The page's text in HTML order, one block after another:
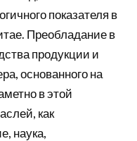
показателя в
Преобладание в
продукции и
основанного на
в этой
как
наука,